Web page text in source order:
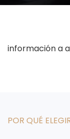
información a
POR QUÉ